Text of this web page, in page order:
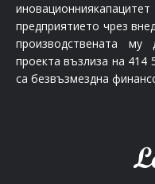
предприятието чрез
производствената
проекта възлиза на 414
са безвъзмездна